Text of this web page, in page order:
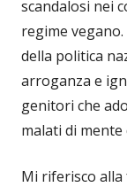
scandalosi nei
regime
della politica
arroganza e
genitori che
malati di
Mi riferisco